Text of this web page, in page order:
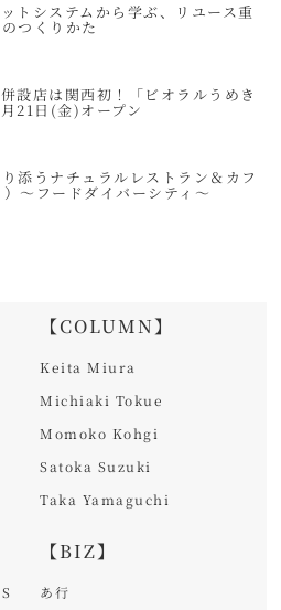
トシステムから学ぶ、リユース重
つくりかた
設店は関西初！「ビオラルうめき
21日(金)オープン
添うナチュラルレストラン＆カフ
～フードダイバーシティ～
【COLUMN】
Keita Miura
Michiaki Tokue
Momoko Kohgi
Satoka Suzuki
Taka Yamaguchi
【BIZ】
あ行